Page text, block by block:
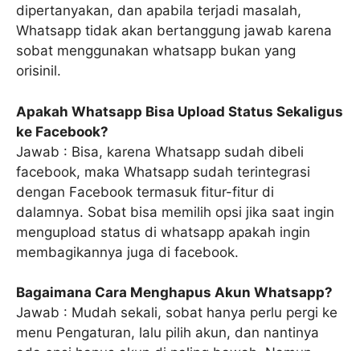
dipertanyakan, dan apabila terjadi masalah,
Whatsapp tidak akan bertanggung jawab karena
sobat menggunakan whatsapp bukan yang
orisinil.
Apakah Whatsapp Bisa Upload Status Sekaligus
ke Facebook?
Jawab : Bisa, karena Whatsapp sudah dibeli
facebook, maka Whatsapp sudah terintegrasi
dengan Facebook termasuk fitur-fitur di
dalamnya. Sobat bisa memilih opsi jika saat ingin
mengupload status di whatsapp apakah ingin
membagikannya juga di facebook.
Bagaimana Cara Menghapus Akun Whatsapp?
Jawab : Mudah sekali, sobat hanya perlu pergi ke
menu Pengaturan, lalu pilih akun, dan nantinya